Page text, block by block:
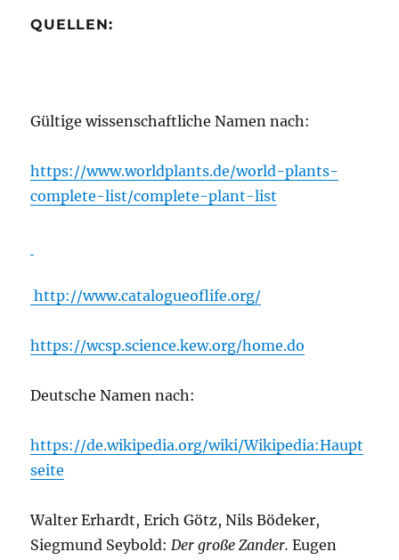
QUELLEN:
Gültige wissenschaftliche Namen nach:
https://www.worldplants.de/world-plants-
complete-list/complete-plant-list
http://www.catalogueoflife.org/
https://wcsp.science.kew.org/home.do
Deutsche Namen nach:
https://de.wikipedia.org/wiki/Wikipedia:Haupt
seite
Walter Erhardt, Erich Götz, Nils Bödeker,
Siegmund Seybold:Der große Zander. Eugen